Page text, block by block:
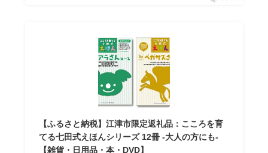
【ふるさと納税】江津市限定返礼品：こころを育
てる七田式えほんシリーズ 12冊 -大人の方にも-
【雑貨・日用品・本・DVD】